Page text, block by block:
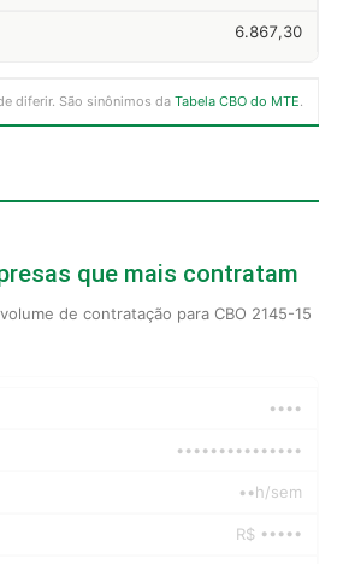
6.867,30
diferir. São sinônimos da Tabela CBO do MTE.
que mais contratam
de contratação para CBO 2145-15
••••
•••••••••••••••
••h/sem
R$ •••••